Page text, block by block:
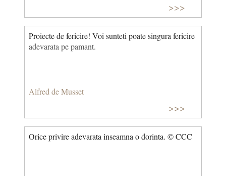
>>>
Proiecte de fericire! Voi sunteti poate singura fericire
adevarata pe pamant.
Alfred de Musset
>>>
Orice privire adevarata inseamna o dorinta. © CCC